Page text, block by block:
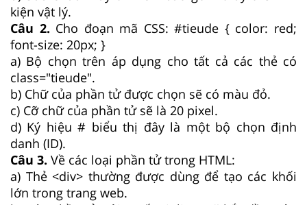
kiện vật lý.
Câu 2. Cho đoạn mã CSS: #tieude { color: red;
font-size: 20px; }
a) Bộ chọn trên áp dụng cho tất cả các thẻ có
class="tieude".
b) Chữ của phần tử được chọn sẽ có màu đỏ.
c) Cỡ chữ của phần tử sẽ là 20 pixel.
d) Ký hiệu # biểu thị đây là một bộ chọn định
danh (ID).
Câu 3. Về các loại phần tử trong HTML:
a) Thẻ <div> thường được dùng để tạo các khối
lớn trong trang web.